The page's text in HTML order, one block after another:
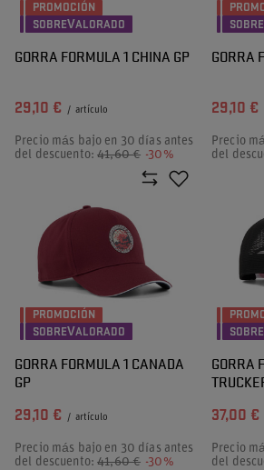
PROMOCIÓN
SOBREVALORADO
GORRA FORMULA 1 CHINA GP
29,10 € / artículo
Precio más bajo en 30 días antes
del descuento:41,60 € -30%
GORRA
29,10 €
Precio
del
PROMOCIÓN
SOBREVALORADO
GORRA FORMULA 1 CANADA
GP
29,10 € / artículo
Precio más bajo en 30 días antes
del descuento:41,60 € -30%
GORRA
37,00 €
Precio
del